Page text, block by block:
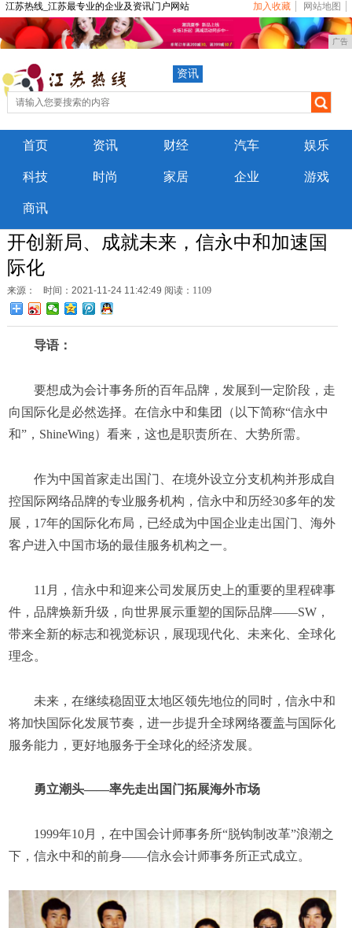
江苏热线_江苏最专业的企业及资讯门户网站 加入收藏 网站地图
广告
资讯
首页 资讯 财经 汽车 娱乐
科技 时尚 家居 企业 游戏
商讯
开创新局、成就未来，信永中和加速国
际化
来源： 时间：2021-11-24 11:42:49 阅读：1109
导语：
要想成为会计事务所的百年品牌，发展到一定阶段，走
向国际化是必然选择。在信永中和集团（以下简称“信永中
和”，ShineWing）看来，这也是职责所在、大势所需。
作为中国首家走出国门、在境外设立分支机构并形成自
控国际网络品牌的专业服务机构，信永中和历经30多年的发
展，17年的国际化布局，已经成为中国企业走出国门、海外
客户进入中国市场的最佳服务机构之一。
11月，信永中和迎来公司发展历史上的重要的里程碑事
件，品牌焕新升级，向世界展示重塑的国际品牌——SW，
带来全新的标志和视觉标识，展现现代化、未来化、全球化
理念。
未来，在继续稳固亚太地区领先地位的同时，信永中和
将加快国际化发展节奏，进一步提升全球网络覆盖与国际化
服务能力，更好地服务于全球化的经济发展。
勇立潮头——率先走出国门拓展海外市场
1999年10月，在中国会计师事务所“脱钩制改革”浪潮之
下，信永中和的前身——信永会计师事务所正式成立。